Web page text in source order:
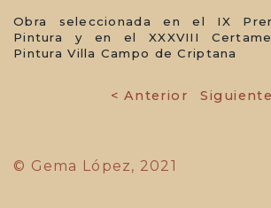
Obra seleccionada en el IX
Pintura y en el XXXVIII
Pintura Villa Campo de Criptana
< Anterior
© Gema López, 2021